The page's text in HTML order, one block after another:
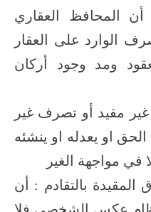
أن المحافظ العقاري
الوارد على العقار
ومد وجود أركان
مقيد أو تصرف غير
او يعدله او ينشئه
في مواجهة الغير
بالتقادم : أن